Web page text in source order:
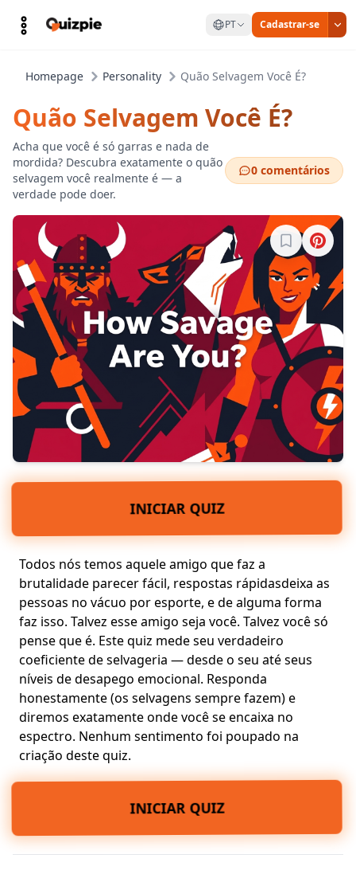
PT Cadastrar-se
Homepage Personality Quão Selvagem Você É?
Quão Selvagem Você É?
Acha que você é só garras e nada de
mordida? Descubra exatamente o quão
selvagem você realmente é — a
verdade pode doer.
0 comentários
Entre para
INICIAR QUIZ
Todos nós temos aquele amigo que faz a
brutalidade parecer fácil, respostas rápidasdeixa as
pessoas no vácuo por esporte, e de alguma forma
faz isso. Talvez esse amigo seja você. Talvez você só
pense que é. Este quiz mede seu verdadeiro
coeficiente de selvageria — desde o seu até seus
níveis de desapego emocional. Responda
honestamente (os selvagens sempre fazem) e
diremos exatamente onde você se encaixa no
espectro. Nenhum sentimento foi poupado na
criação deste quiz.
INICIAR QUIZ